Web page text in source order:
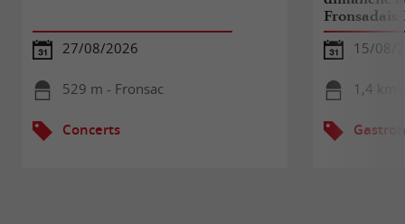
27/08/2026
529 m - Fronsac
Concerts
15/08/
1,4 km